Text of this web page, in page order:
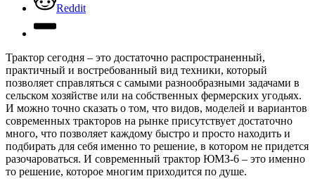
Reddit
Трактор сегодня – это достаточно распространенный,
практичный и востребованный вид техники, который
позволяет справляться с самыми разнообразными задачами в
сельском хозяйстве или на собственных фермерских угодьях.
И можно точно сказать о том, что видов, моделей и вариантов
современных тракторов на рынке присутствует достаточно
много, что позволяет каждому быстро и просто находить и
подбирать для себя именно то решение, в котором не придется
разочароваться. И современный трактор ЮМЗ-6 – это именно
то решение, которое многим приходится по душе.